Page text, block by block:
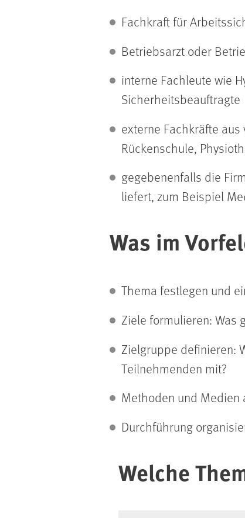
Fachkraft für
Betriebsarzt oder
interne Fachleute wie
Sicherheitsbeauftragte
externe Fachkräfte
Rückenschule,
gegebenenfalls die
liefert, zum Beispiel
Was im
Thema festlegen und
Ziele formulieren: Was
Zielgruppe definieren:
Teilnehmenden mit?
Methoden und Medien
Durchführung
Welche